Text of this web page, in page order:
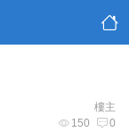
樓主
150 0